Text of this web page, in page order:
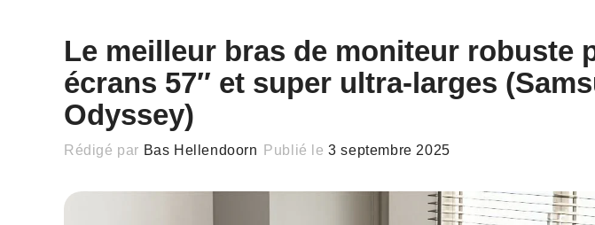
Le meilleur bras de moniteur robuste
écrans 57″ et super ultra-larges
Odyssey)
Rédigé par Bas Hellendoorn Publié le3 septembre 2025